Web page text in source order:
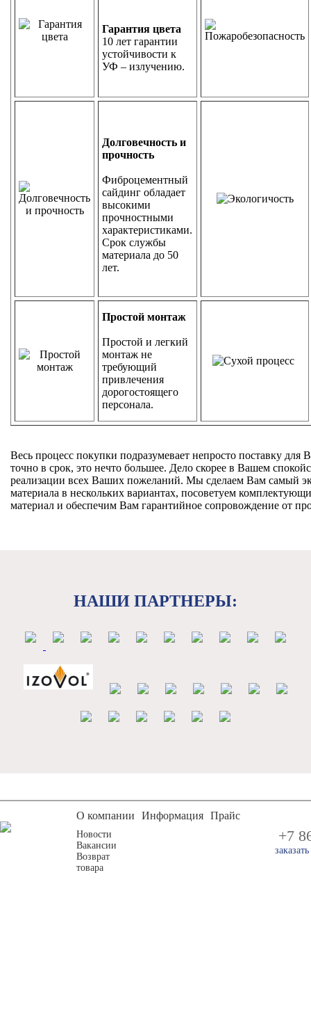
Гарантия цвета
10 лет гарантии
устойчивости к
УФ – излучению.
Долговечность и
прочность
Фиброцементный
сайдинг обладает
высокими
прочностными
характеристиками.
Срок службы
материала до 50
лет.
Простой монтаж
Простой и легкий
монтаж не
требующий
привлечения
дорогостоящего
персонала.
Весь процесс покупки подразумевает непросто поставку для
точно в срок, это нечто большее. Дело скорее в Вашем
реализации всех Ваших пожеланий. Мы сделаем Вам самый
материала в нескольких вариантах, посоветуем
материал и обеспечим Вам гарантийное сопровождение от
НАШИ ПАРТНЕРЫ:
О компании Информация Прайс
Новости
Вакансии
Возврат
товара
+7